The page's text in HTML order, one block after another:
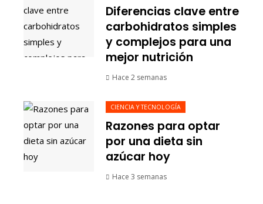
Diferencias clave entre
carbohidratos simples
y complejos para una
mejor nutrición
Hace 2 semanas
CIENCIA Y TECNOLOGÍA
Razones para optar
por una dieta sin
azúcar hoy
Hace 3 semanas